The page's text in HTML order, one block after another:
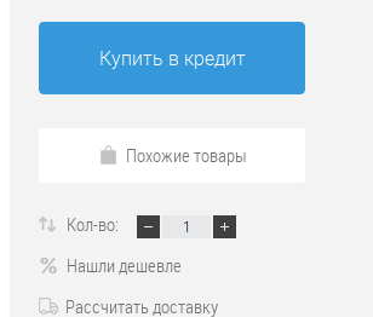
Купить в кредит
Похожие товары
Кол-во:
Нашли дешевле
Рассчитать доставку